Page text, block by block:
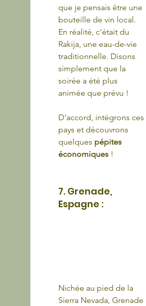
que je pensais être une
bouteille de vin local.
En réalité, c'était du
Rakija, une eau-de-vie
traditionnelle. Disons
simplement que la
soirée a été plus
animée que prévu !
D'accord, intégrons ces
pays et découvrons
quelques pépites
économiques !
7. Grenade,
Espagne :
Nichée au pied de la
Sierra Nevada, Grenade